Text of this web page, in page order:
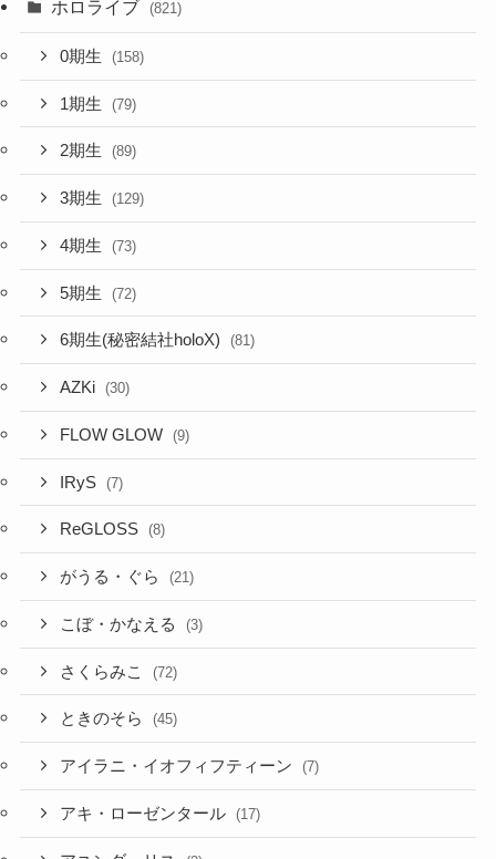
ホロライブ (821)
0期生 (158)
1期生 (79)
2期生 (89)
3期生 (129)
4期生 (73)
5期生 (72)
6期生(秘密結社holoX) (81)
AZKi (30)
FLOW GLOW (9)
IRyS (7)
ReGLOSS (8)
がうる・ぐら (21)
こぼ・かなえる (3)
さくらみこ (72)
ときのそら (45)
アイラニ・イオフィフティーン (7)
アキ・ローゼンタール (17)